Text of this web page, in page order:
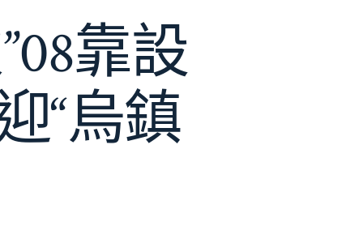
靠設
“烏鎮